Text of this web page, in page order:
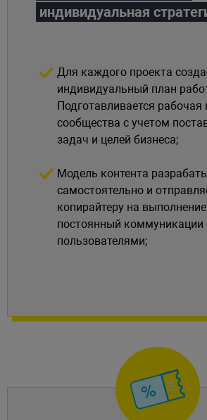
индивидуальная
Для каждого проекта
индивидуальный план
Подготавливается рабочая
сообщества с учетом
задач и целей бизнеса;
Модель контента
самостоятельно и
копирайтеру на
постоянный коммуникации
пользователями;